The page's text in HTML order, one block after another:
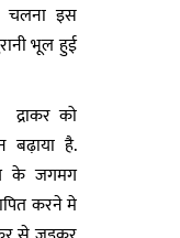
चलना इस
भूल हुई
को
है.
के जगमग
करने मे